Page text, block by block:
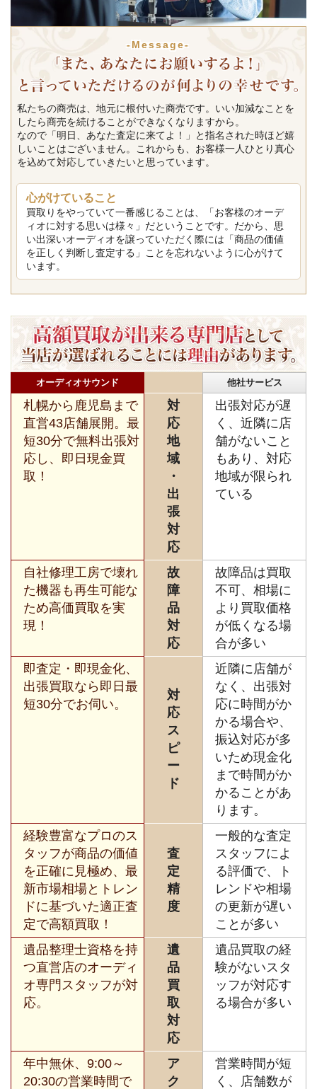
-Message-
私たちの商売は、地元に根付いた商売です。いい加減なことを
したら商売を続けることができなくなりますから。
なので「明日、あなた査定に来てよ！」と指名された時ほど嬉
しいことはございません。これからも、お客様一人ひとり真心
を込めて対応していきたいと思っています。
心がけていること
買取りをやっていて一番感じることは、「お客様のオーデ
ィオに対する思いは様々」だということです。だから、思
い出深いオーディオを譲っていただく際には「商品の価値
を正しく判断し査定する」ことを忘れないように心がけて
います。
オーディオサウンド 他社サービス
札幌から鹿児島まで
直営43店舗展開。最
短30分で無料出張対
応し、即日現金買
取！
対
応
地
域
・
出
張
対
応
出張対応が遅
く、近隣に店
舗がないこと
もあり、対応
地域が限られ
ている
自社修理工房で壊れ
た機器も再生可能な
ため高価買取を実
現！
故
障
品
対
応
故障品は買取
不可、相場に
より買取価格
が低くなる場
合が多い
即査定・即現金化、
出張買取なら即日最
短30分でお伺い。
対
応
ス
ピ
ー
ド
近隣に店舗が
なく、出張対
応に時間がか
かる場合や、
振込対応が多
いため現金化
まで時間がか
かることがあ
ります。
経験豊富なプロのス
タッフが商品の価値
を正確に見極め、最
新市場相場とトレン
ドに基づいた適正査
定で高額買取！
査
定
精
度
一般的な査定
スタッフによ
る評価で、ト
レンドや相場
の更新が遅い
ことが多い
遺品整理士資格を持
つ直営店のオーディ
オ専門スタッフが対
応。
遺
品
買
取
対
応
遺品買取の経
験がないスタ
ッフが対応す
る場合が多い
年中無休、9:00～
20:30の営業時間で
ア
ク
営業時間が短
く、店舗数が